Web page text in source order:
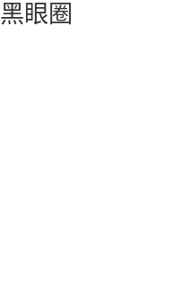
黑眼圈